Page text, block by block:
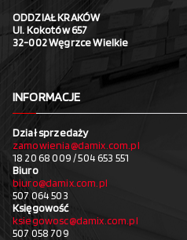
ODDZIAŁ KRAKÓW
Ul. Kokotów 657
32-002 Węgrzce Wielkie
INFORMACJE
Dział sprzedaży
zamowienia@damix.com.pl
18 20 68 009 / 504 653 551
Biuro
biuro@damix.com.pl
507 064 503
Księgowość
ksiegowosc@damix.com.pl
507 058 709